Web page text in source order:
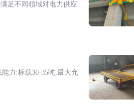
足不同领域对电力供应
力:标载30-35吨,最大允